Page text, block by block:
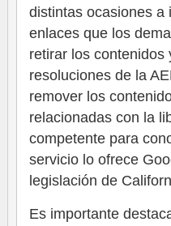
distintas ocasiones a
enlaces que los
retirar los contenidos
resoluciones de la
remover los
relacionadas con la
competente para
servicio lo ofrece
legislación de
Es importante